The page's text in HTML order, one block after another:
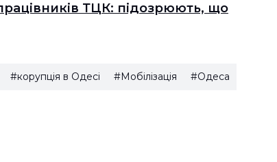
ТЦК: підозрюють, що
#корупція в Одесі #Мобілізація #Одеса